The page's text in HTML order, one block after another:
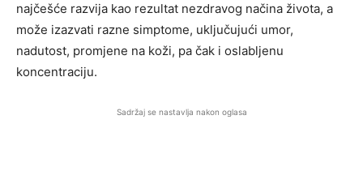
najčešće razvija kao rezultat nezdravog načina života, a
može izazvati razne simptome, uključujući umor,
nadutost, promjene na koži, pa čak i oslabljenu
koncentraciju.
Sadržaj se nastavlja nakon oglasa